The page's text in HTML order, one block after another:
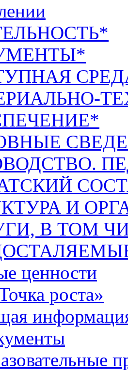
И
В ТОМ
ценности
роста»